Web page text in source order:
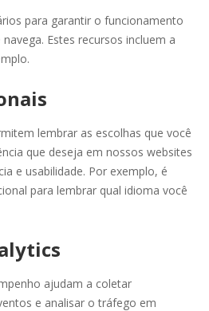
para garantir o funcionamento
Estes recursos incluem a
lembrar as escolhas que você
que deseja em nossos websites
e usabilidade. Por exemplo, é
para lembrar qual idioma você
ajudam a coletar
e analisar o tráfego em